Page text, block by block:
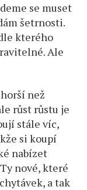
se muset
šetrnosti.
kterého
Ale
než
růst růstu je
stále víc,
si koupí
nabízet
nové, které
a tak